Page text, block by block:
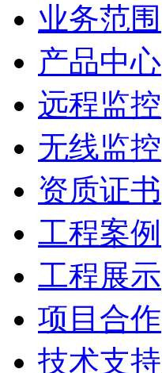
业务范围
产品中心
远程监控
无线监控
资质证书
工程案例
工程展示
项目合作
技术支持